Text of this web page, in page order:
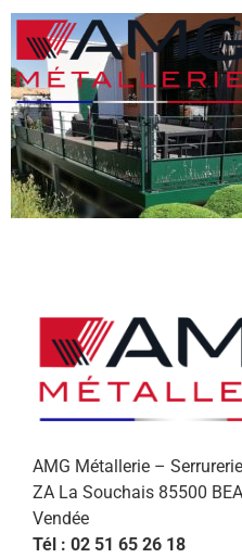
AMG Métallerie – Serrurerie
ZA La Souchais 85500
Vendée
Tél : 02 51 65 26 18